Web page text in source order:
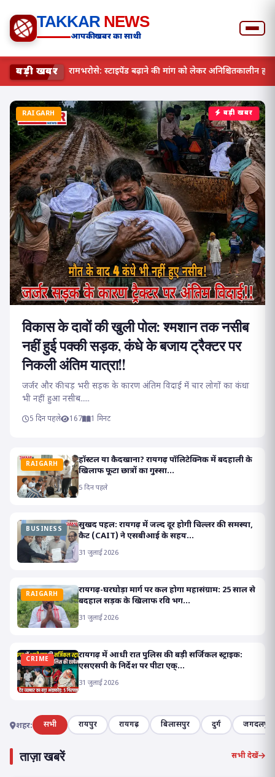
TAKKAR NEWS
आपकी खबर का साथी
बड़ी खबरछत्तीसगढ़ में स्वास्थ्य व्यवस्था रामभरोसे: स्टाइपेंड बढ़ाने की मांग को
बड़ी खबर
RAIGARH
विकास के दावों की खुली पोल: श्मशान तक नसीब
नहीं हुई पक्की सड़क, कंधे के बजाय ट्रैक्टर पर
निकली अंतिम यात्रा!!
जर्जर और कीचड़ भरी सड़क के कारण अंतिम विदाई में चार लोगों का कंधा
भी नहीं हुआ नसीब.....
5 दिन पहले 167 1 मिनट
RAIGARH
हॉस्टल या कैदखाना? रायगढ़ पॉलिटेक्निक में बदहाली के
खिलाफ फूटा छात्रों का गुस्सा...
5 दिन पहले
BUSINESS
सुखद पहल: रायगढ़ में जल्द दूर होगी चिल्लर की समस्या,
कैट (CAIT) ने एसबीआई के सहय...
31 जुलाई 2026
RAIGARH
रायगढ़-घरघोड़ा मार्ग पर कल होगा महासंग्राम: 25 साल से
बदहाल सड़क के खिलाफ रवि भग...
31 जुलाई 2026
CRIME
रायगढ़ में आधी रात पुलिस की बड़ी सर्जिकल स्ट्राइक:
एसएसपी के निर्देश पर पीटा एक्...
31 जुलाई 2026
शहर: सभी रायपुर रायगढ़ बिलासपुर दुर्ग जगदलपुर
ताज़ा खबरें सभी देखें